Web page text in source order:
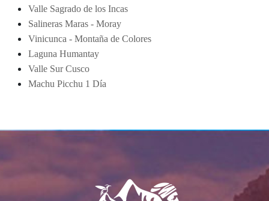
Valle Sagrado de los Incas
Salineras Maras - Moray
Vinicunca - Montaña de Colores
Laguna Humantay
Valle Sur Cusco
Machu Picchu 1 Día